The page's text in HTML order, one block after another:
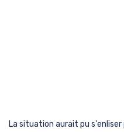
La situation aurait pu